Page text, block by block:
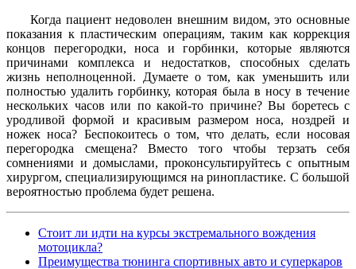
Когда пациент недоволен внешним видом, это основные
показания к пластическим операциям, таким как коррекция
концов перегородки, носа и горбинки, которые являются
причинами комплекса и недостатков, способных сделать
жизнь неполноценной. Думаете о том, как уменьшить или
полностью удалить горбинку, которая была в носу в течение
нескольких часов или по какой-то причине? Вы боретесь с
уродливой формой и красивым размером носа, ноздрей и
ножек носа? Беспокоитесь о том, что делать, если носовая
перегородка смещена? Вместо того чтобы терзать себя
сомнениями и домыслами, проконсультируйтесь с опытным
хирургом, специализирующимся на ринопластике. С большой
вероятностью проблема будет решена.
Стоит ли идти на курсы экстремального вождения
мотоцикла?
Преимущества тюнинга спортивных авто и суперкаров